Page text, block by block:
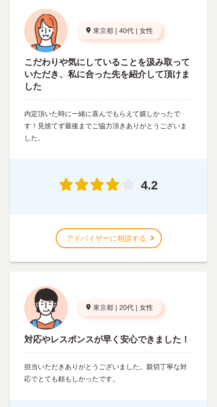
東京都 | 40代 | 女性
こだわりや気にしていることを汲み取って
いただき、私に合った先を紹介して頂けま
した
内定頂いた時に一緒に喜んでもらえて嬉しかったで
す！見捨てず最後までご協力頂きありがとうございま
した。
4.2
アドバイザーに相談する
東京都 | 20代 | 女性
対応やレスポンスが早く安心できました！
担当いただきありがとうございました。親切丁寧な対
応でとても頼もしかったです。